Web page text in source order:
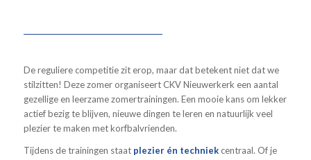
De reguliere competitie zit erop, maar dat betekent niet dat we
stilzitten! Deze zomer organiseert CKV Nieuwerkerk een aantal
gezellige en leerzame zomertrainingen. Een mooie kans om lekker
actief bezig te blijven, nieuwe dingen te leren en natuurlijk veel
plezier te maken met korfbalvrienden.
Tijdens de trainingen staat plezier én techniekcentraal. Of je